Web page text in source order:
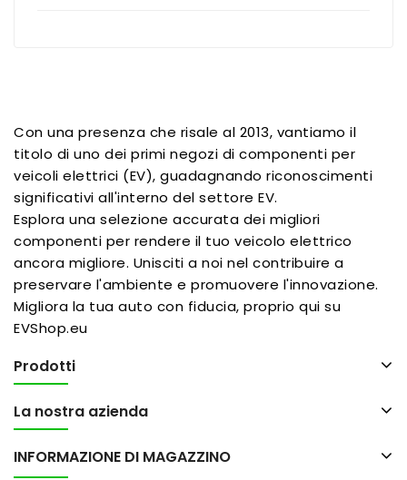
Con una presenza che risale al 2013, vantiamo il
titolo di uno dei primi negozi di componenti per
veicoli elettrici (EV), guadagnando riconoscimenti
significativi all'interno del settore EV.
Esplora una selezione accurata dei migliori
componenti per rendere il tuo veicolo elettrico
ancora migliore. Unisciti a noi nel contribuire a
preservare l'ambiente e promuovere l'innovazione.
Migliora la tua auto con fiducia, proprio qui su
EVShop.eu
Prodotti
La nostra azienda
INFORMAZIONE DI MAGAZZINO